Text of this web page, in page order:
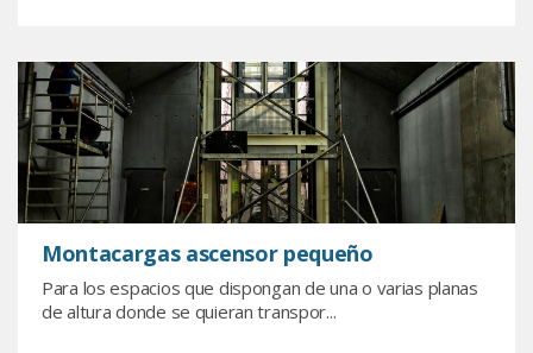
Montacargas ascensor pequeño
Para los espacios que dispongan de una o varias planas
de altura donde se quieran transpor...